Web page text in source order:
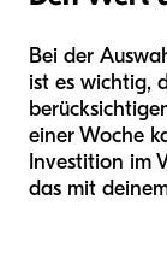
Bei der
ist es wichtig,
einer Woche
Investition im
das mit